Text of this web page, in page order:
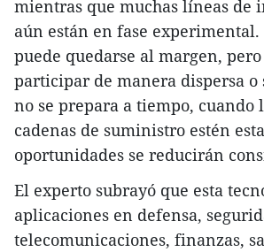
mientras que muchas líneas de
aún están en fase
puede quedarse al margen,
participar de manera dispersa o
no se prepara a tiempo, cuando
cadenas de suministro estén
oportunidades se reducirán
El experto subrayó que esta
aplicaciones en defensa,
telecomunicaciones, finanzas,